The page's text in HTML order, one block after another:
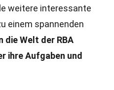
weitere interessante
einem spannenden
die Welt der RBA
ihre Aufgaben und